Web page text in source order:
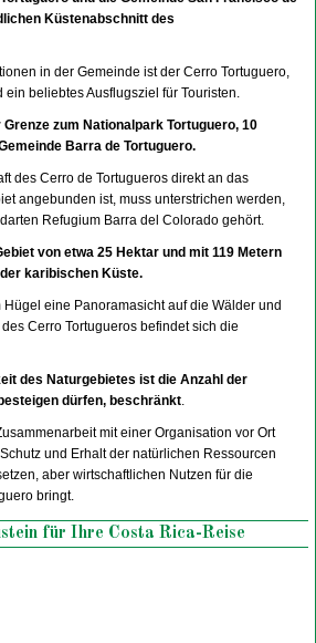
Küstenabschnitt des
in der Gemeinde ist der Cerro Tortuguero,
beliebtes Ausflugsziel für Touristen.
zum Nationalpark Tortuguero, 10
Barra de Tortuguero.
des Cerro de Tortugueros direkt an das
angebunden ist, muss unterstrichen werden,
Refugium Barra del Colorado gehört.
von etwa 25 Hektar und mit 119 Metern
karibischen Küste.
eine Panoramasicht auf die Wälder und
Cerro Tortugueros befindet sich die
des Naturgebietes ist die Anzahl der
dürfen, beschränkt.
mit einer Organisation vor Ort
und Erhalt der natürlichen Ressourcen
aber wirtschaftlichen Nutzen für die
bringt.
für Ihre Costa Rica-Reise